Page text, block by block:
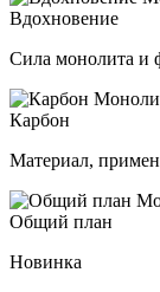
Вдохновение
Сила монолита и
Карбон
Материал,
Общий план
Новинка